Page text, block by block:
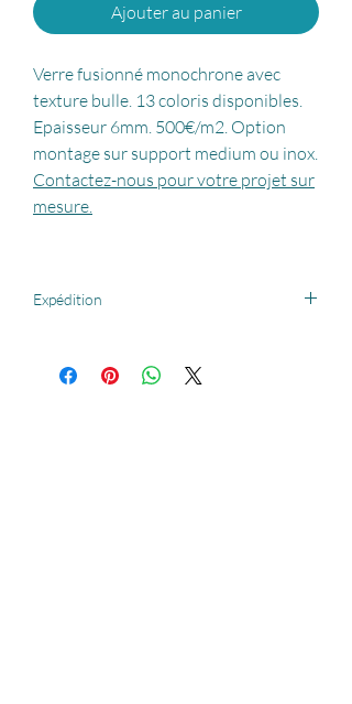
Ajouter au panier
Verre fusionné monochrone avec
texture bulle. 13 coloris disponibles.
Epaisseur 6mm. 500€/m2. Option
montage sur support medium ou inox.
Contactez-nous pour votre projet sur
mesure.
Expédition
contacter pour livraison en région Occitane
ou pour le retirer à l’atelier.